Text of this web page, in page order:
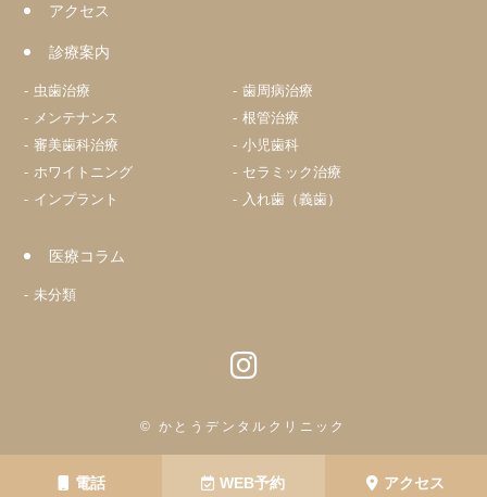
電話 WEB予約 アクセス
アクセス
診療案内
虫歯治療
歯周病治療
メンテナンス
根管治療
審美歯科治療
小児歯科
ホワイトニング
セラミック治療
インプラント
入れ歯（義歯）
医療コラム
未分類
© かとうデンタルクリニック